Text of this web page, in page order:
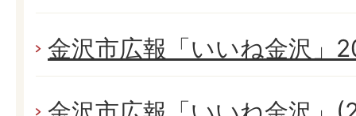
金沢市広報「いいね金沢」